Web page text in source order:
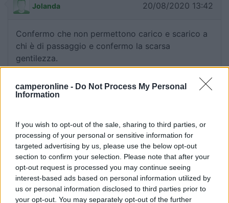
camperonline - Do Not Process My Personal
Information
If you wish to opt-out of the sale, sharing to third parties, or
processing of your personal or sensitive information for
targeted advertising by us, please use the below opt-out
section to confirm your selection. Please note that after your
opt-out request is processed you may continue seeing
interest-based ads based on personal information utilized by
us or personal information disclosed to third parties prior to
your opt-out. You may separately opt-out of the further
Jolanda 20/08/2020 13:42
Confermo che non permettono carico e scarico a
chi è di passaggio e confermo la scarsa
gentilezza.
Accoglienza Servizi
Campeggio tranquillo, con poche pretese, in
mezzo al verde. Abbastanza scomodo per
raggiungere il centro in bicicletta. La zona bar e
bagni è stata rifatta pochi anni fa, pulita e molto
ben curata. Puliti anche i locali docce e lavabo. 2